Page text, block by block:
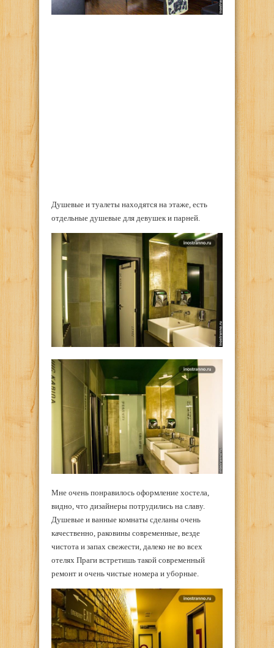
Душевые и туалеты находятся на этаже, есть
отдельные душевые для девушек и парней.
Мне очень понравилось оформление хостела,
видно, что дизайнеры потрудились на славу.
Душевые и ванные комнаты сделаны очень
качественно, раковины современные, везде
чистота и запах свежести, далеко не во всех
отелях Праги встретишь такой современный
ремонт и очень чистые номера и уборные.